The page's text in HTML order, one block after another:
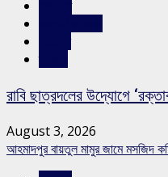
রাবি ছাত্রদলের উদ্যোগে
August 3, 2026
আহমাদপুর বায়তুল মামুর জামে মসজিদ